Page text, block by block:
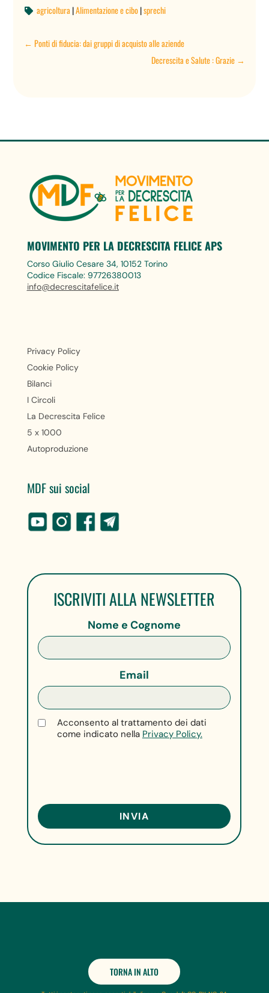
 agricoltura |Alimentazione e cibo|sprechi
←Ponti di fiducia: dai gruppi di acquisto alle aziende
Decrescita e Salute : Grazie→
MOVIMENTO PER LA DECRESCITA FELICE APS
Corso Giulio Cesare 34, 10152 Torino
Codice Fiscale: 97726380013
info@decrescitafelice.it
Privacy Policy
Cookie Policy
Bilanci
I Circoli
La Decrescita Felice
5 x 1000
Autoproduzione
MDF sui social
ISCRIVITI ALLA NEWSLETTER
Nome e Cognome
Email
Acconsento al trattamento dei dati
come indicato nella Privacy Policy.
TORNA IN ALTO